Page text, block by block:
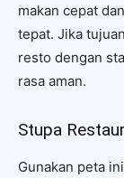
makan cepat
tepat. Jika
resto dengan
rasa aman.
Stupa
Gunakan peta